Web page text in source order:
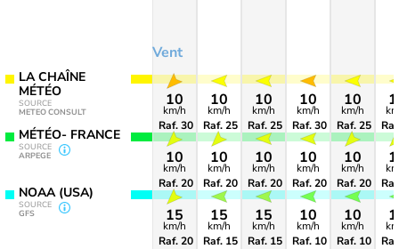
LA CHAÎNE
MÉTÉO
SOURCE
METEO CONSULT
MÉTÉO- FRANCE
SOURCE
ARPEGE
NOAA (USA)
SOURCE
GFS
Vent
10
km/h
Raf. 30
10
km/h
Raf. 20
15
km/h
Raf. 20
10
km/h
Raf. 25
10
km/h
Raf. 20
15
km/h
Raf. 15
10
km/h
Raf. 25
10
km/h
Raf. 20
15
km/h
Raf. 15
10
km/h
Raf. 30
10
km/h
Raf. 20
10
km/h
Raf. 10
10
km/h
Raf. 25
10
km/h
Raf. 20
10
km/h
Raf. 10